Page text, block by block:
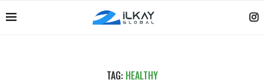
TAG: HEALTHY